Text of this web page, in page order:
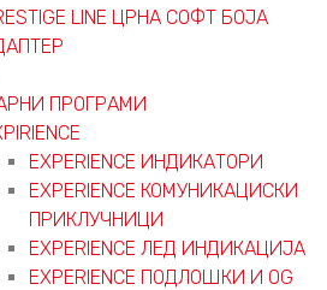
LINE ЦРНА СОФТ БОЈА
ПРОГРАМИ
EXPERIENCE ИНДИКАТОРИ
EXPERIENCE КОМУНИКАЦИСКИ
ПРИКЛУЧНИЦИ
EXPERIENCE ЛЕД ИНДИКАЦИЈА
EXPERIENCE ПОДЛОШКИ И OG